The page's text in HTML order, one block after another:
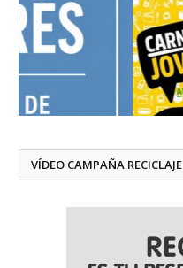
VÍDEO CAMPAÑA RECICLAJE